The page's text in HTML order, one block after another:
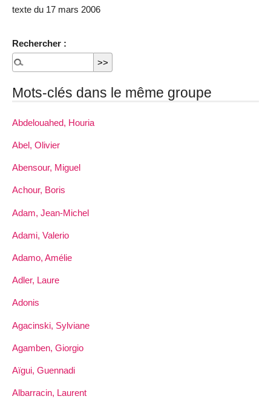
texte du 17 mars 2006
Rechercher :
Mots-clés dans le même groupe
Abdelouahed, Houria
Abel, Olivier
Abensour, Miguel
Achour, Boris
Adam, Jean-Michel
Adami, Valerio
Adamo, Amélie
Adler, Laure
Adonis
Agacinski, Sylviane
Agamben, Giorgio
Aïgui, Guennadi
Albarracin, Laurent